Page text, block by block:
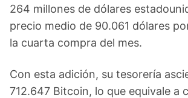
264 millones de dólares
precio medio de 90.061 dólares
la cuarta compra del mes.
Con esta adición, su tesorería
712.647 Bitcoin, lo que equivale a